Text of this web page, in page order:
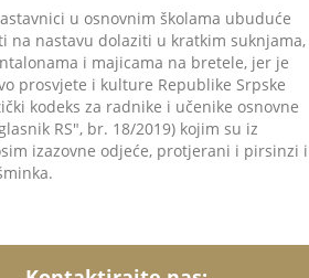
u osnovnim školama ubuduće
na nastavu dolaziti u kratkim suknjama,
i majicama na bretele, jer je
prosvjete i kulture Republike Srpske
kodeks za radnike i učenike osnovne
RS", br. 18/2019) kojim su iz
izazovne odjeće, protjerani i pirsinzi i